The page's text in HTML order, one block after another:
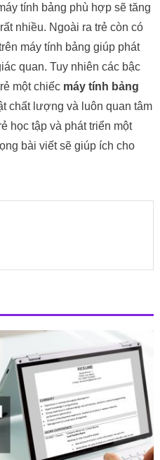
tính bảng phù hợp sẽ tăng
nhiều. Ngoài ra trẻ còn có
máy tính bảng giúp phát
quan. Tuy nhiên các bậc
một chiếcmáy tính bảng
chất lượng và luôn quan tâm
học tập và phát triển một
bài viết sẽ giúp ích cho